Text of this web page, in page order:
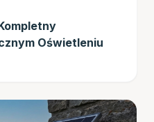
Oświetleniu